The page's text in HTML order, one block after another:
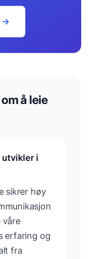
→
å leie
utvikler i
sikrer høy
våre
erfaring og
fra